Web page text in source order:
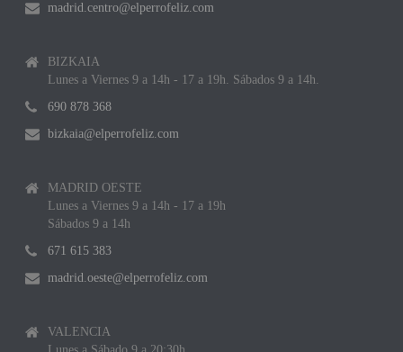
madrid.centro@elperrofeliz.com
BIZKAIA
Lunes a Viernes 9 a 14h - 17 a 19h. Sábados 9 a 14h.
690 878 368
bizkaia@elperrofeliz.com
MADRID OESTE
Lunes a Viernes 9 a 14h - 17 a 19h
Sábados 9 a 14h
671 615 383
madrid.oeste@elperrofeliz.com
VALENCIA